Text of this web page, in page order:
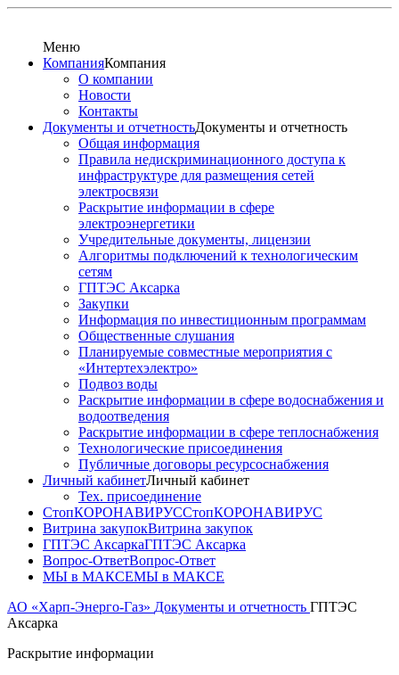
Меню
КомпанияКомпания
О компании
Новости
Контакты
Документы и отчетностьДокументы и отчетность
Общая информация
Правила недискриминационного доступа к
инфраструктуре для размещения сетей
электросвязи
Раскрытие информации в сфере
электроэнергетики
Учредительные документы, лицензии
Алгоритмы подключений к технологическим
сетям
ГПТЭС Аксарка
Закупки
Информация по инвестиционным программам
Общественные слушания
Планируемые совместные мероприятия с
«Интертехэлектро»
Подвоз воды
Раскрытие информации в сфере водоснабжения и
водоотведения
Раскрытие информации в сфере теплоснабжения
Технологические присоединения
Публичные договоры ресурсоснабжения
Личный кабинетЛичный кабинет
Тех. присоединение
СтопКОРОНАВИРУССтопКОРОНАВИРУС
Витрина закупокВитрина закупок
ГПТЭС АксаркаГПТЭС Аксарка
Вопрос-ОтветВопрос-Ответ
МЫ в МАКСЕМЫ в МАКСЕ
АО «Харп-Энерго-Газ» Документы и отчетность ГПТЭС
Аксарка
Раскрытие информации